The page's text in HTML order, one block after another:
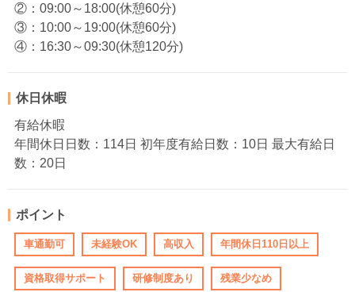
②：09:00～18:00(休憩60分)
③：10:00～19:00(休憩60分)
④：16:30～09:30(休憩120分)
休日休暇
有給休暇
年間休日日数：114日 初年度有給日数：10日 最大有給日
数：20日
ポイント
車通勤可 未経験OK 高収入 年間休日110日以上
資格取得サポート 研修制度あり 残業少なめ